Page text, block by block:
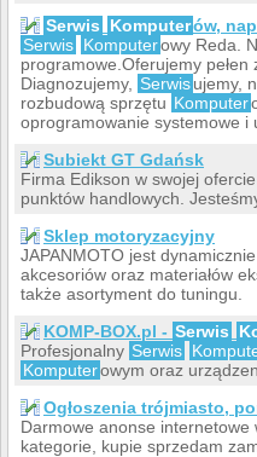
Serwis
Komputerów,
Serwis Komputerowy Reda.
programowe.Oferujemy pełen
Diagnozujemy,
Serwisujemy,
rozbudową sprzętu Komputer
oprogramowanie systemowe i
Subiekt GT Gdańsk
Firma Edikson w swojej
punktów handlowych.
Sklep motoryzacyjny
JAPANMOTO jest
akcesoriów oraz materiałów
także asortyment do tuningu.
KOMP-BOX.pl - Serwis
Profesjonalny Serwis
Komputerowym oraz
Ogłoszenia trójmiasto,
Darmowe anonse
kategorie, kupie sprzedam